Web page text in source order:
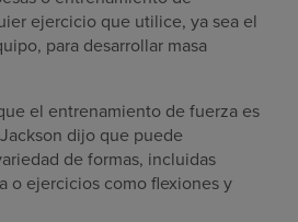
ejercicio que utilice, ya sea el
para desarrollar masa
el entrenamiento de fuerza es
dijo que puede
de formas, incluidas
o ejercicios como flexiones y